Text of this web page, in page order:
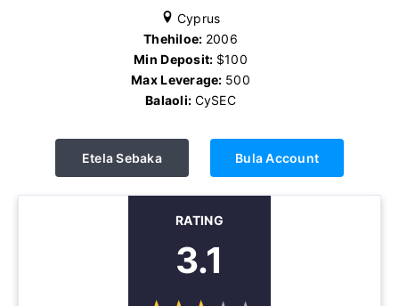
Cyprus
Thehiloe: 2006
Min Deposit: $100
Max Leverage: 500
Balaoli: CySEC
Etela Sebaka Bula Account
RATING
3.1